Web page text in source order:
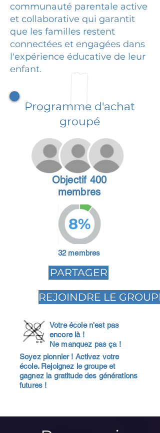
communauté parentale active
et collaborative qui garantit
que les familles restent
connectées et engagées dans
l'expérience éducative de leur
enfant.
Programme d'achat
groupé
Objectif 400
membres
8%
32 membres
PARTAGER
REJOINDRE LE GROUPE
Votre école n'est pas
encore là !
Ne manquez pas ça !
Soyez pionnier ! Activez votre
école. Rejoignez le groupe et
gagnez la gratitude des générations
futures !